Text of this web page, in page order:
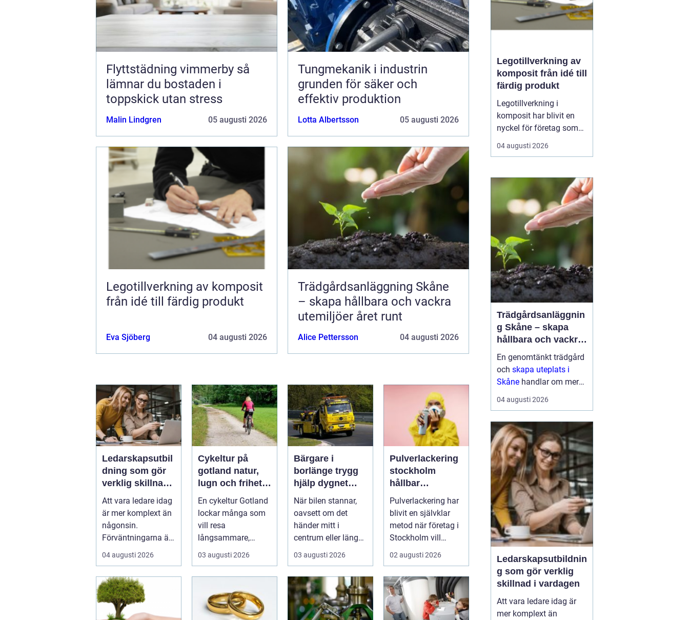
Flyttstädning vimmerby så
lämnar du bostaden i
toppskick utan stress
Malin Lindgren 05 augusti 2026
Tungmekanik i industrin
grunden för säker och
effektiv produktion
Lotta Albertsson 05 augusti 2026
Legotillverkning av komposit
från idé till färdig produkt
Eva Sjöberg 04 augusti 2026
Trädgårdsanläggning Skåne
– skapa hållbara och vackra
utemiljöer året runt
Alice Pettersson 04 augusti 2026
Ledarskapsutbil
dning som gör
verklig skillnad i
vardagen
Att vara ledare idag
är mer komplext än
någonsin.
Förväntningarna är
04 augusti 2026
Cykeltur på
gotland natur,
lugn och frihet
på två hjul
En cykeltur Gotland
lockar många som
vill resa
långsammare,
komma närmare
naturen och känna
havsbris...
03 augusti 2026
Bärgare i
borlänge trygg
hjälp dygnet
runt på vägarna
När bilen stannar,
oavsett om det
händer mitt i
centrum eller längs
en mörk landsväg,
handlar allt p...
03 augusti 2026
Pulverlackering
stockholm
hållbar
ytbehandling för
industri och
design
Pulverlackering har
blivit en självklar
metod när företag i
Stockholm vill
kombinera
slitstyrka, est...
02 augusti 2026
Legotillverkning av
komposit från idé till
färdig produkt
Legotillverkning i
komposit har blivit en
nyckel för företag som
vill kombinera låg vikt,
hög hållfasthet och stor
stället för att bygga upp
egen produktion kan du
samarbeta med en
specialist som tar
04 augusti 2026
Trädgårdsanläggnin
g Skåne – skapa
hållbara och vackra
utemiljöer året runt
En genomtänkt trädgård
och skapa uteplats i
Skåne handlar om mer
än gräsmatta och några
buskar. Klimatet, ...
04 augusti 2026
Ledarskapsutbildnin
g som gör verklig
skillnad i vardagen
Att vara ledare idag är
mer komplext än